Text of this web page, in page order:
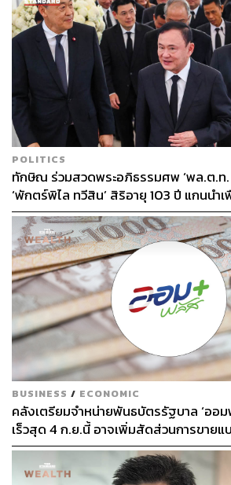
POLITICS
ทักษิณ ร่วมสวดพระอภิธรรมศพ ‘พล.ต.ท.
‘พักตร์พิไล ทวีสิน’ สิริอายุ 103 ปี แกนนำ
หลากวงการร่วมอาลัย
BUSINESS / ECONOMIC
คลังเตรียมจำหน่ายพันธบัตรรัฐบาล ‘ออ
เร็วสุด 4 ก.ย.นี้ อาจเพิ่มสัดส่วนการขาย
First มากขึ้น